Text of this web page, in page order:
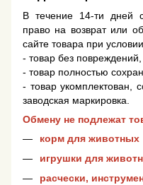
В течение 14-ти дней
право на возврат или
сайте товара при
- товар без
- товар полностью
- товар укомплектован,
заводская маркировка.
Обмену не подлежат
корм для животных
игрушки для
расчески,